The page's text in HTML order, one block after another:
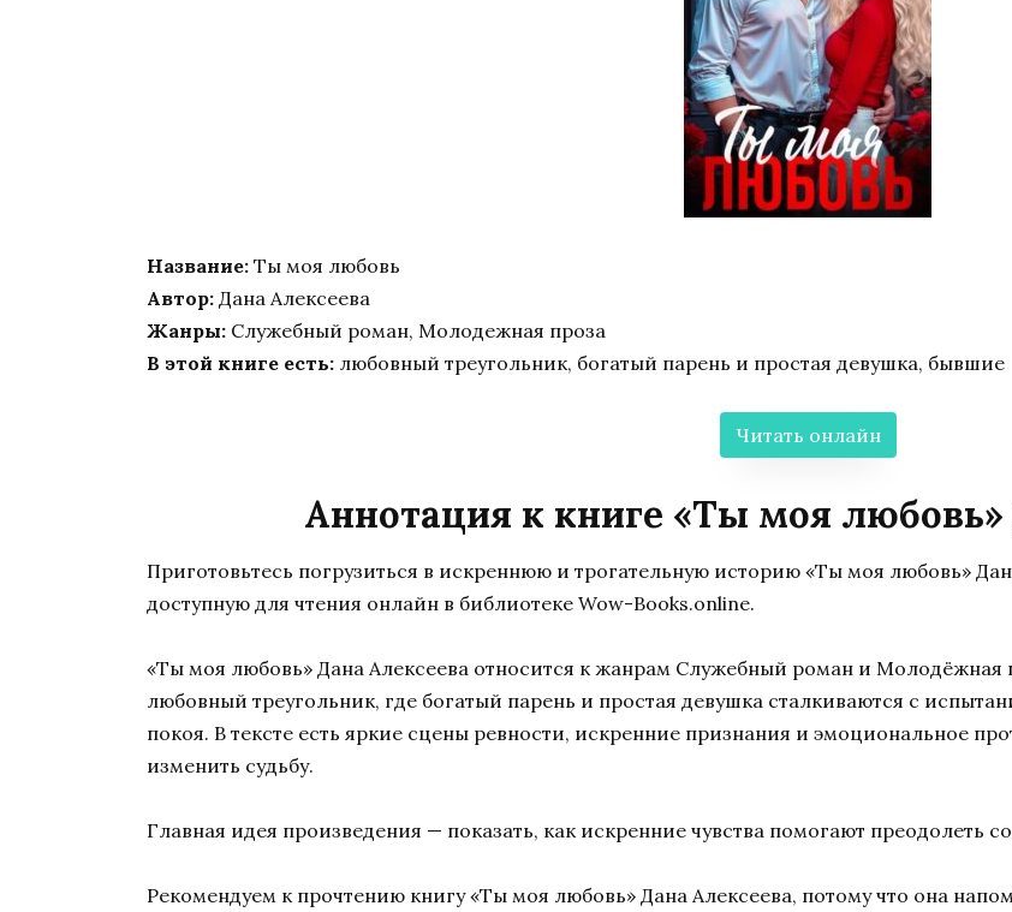
Название: Ты моя любовь
Автор: Дана Алексеева
Жанры: Служебный роман, Молодежная проза
В этой книге есть: любовный треугольник, богатый парень и простая девушка, бывшие
Читать онлайн
Аннотация к книге «Ты моя любовь»
Приготовьтесь погрузиться в искреннюю и трогательную историю «Ты моя любовь»
доступную для чтения онлайн в библиотеке Wow-Books.online.
«Ты моя любовь» Дана Алексеева относится к жанрам Служебный роман и Молодёжная
любовный треугольник, где богатый парень и простая девушка сталкиваются с
покоя. В тексте есть яркие сцены ревности, искренние признания и эмоциональное
изменить судьбу.
Главная идея произведения — показать, как искренние чувства помогают преодолеть
Рекомендуем к прочтению книгу «Ты моя любовь» Дана Алексеева, потому что она